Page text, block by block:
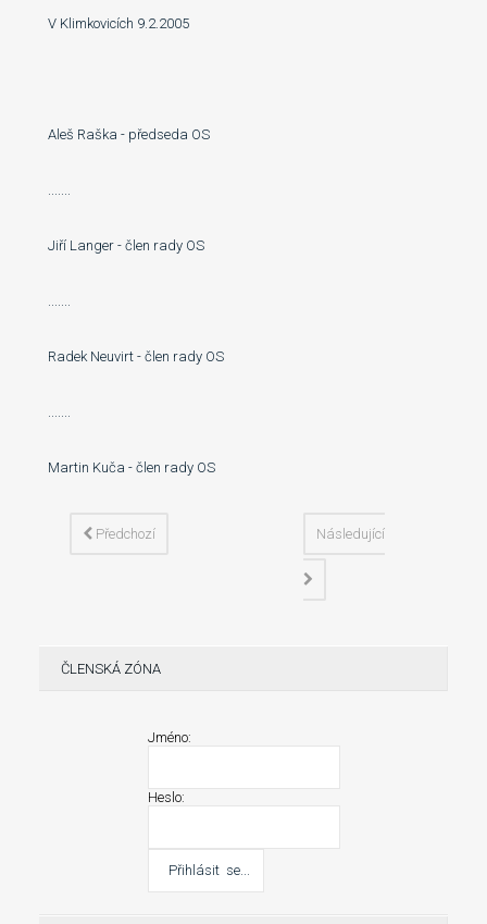
V Klimkovicích 9.2.2005
Aleš Raška - předseda OS
.......
Jiří Langer - člen rady OS
.......
Radek Neuvirt - člen rady OS
.......
Martin Kuča - člen rady OS
Předchozí Následující
ČLENSKÁ ZÓNA
Jméno:
Heslo: